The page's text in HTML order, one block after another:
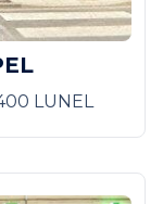
LUNEL